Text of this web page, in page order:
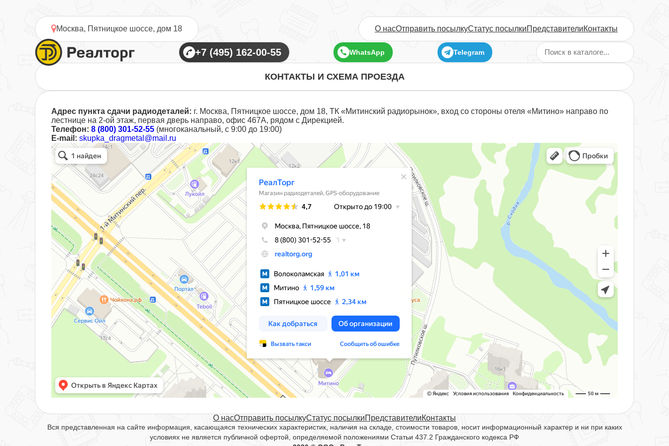
Москва, Пятницкое шоссе, дом 18 О насОтправить посылкуСтатус посылкиПредставителиКонтакты
WhatsApp Telegram
КОНТАКТЫ И СХЕМА ПРОЕЗДА
Адрес пункта сдачи радиодеталей: г. Москва, Пятницкое шоссе, дом 18, ТК «Митинский радиорынок», вход со стороны отеля «Митино» направо по
лестнице на 2-ой этаж, первая дверь направо, офис 467А, рядом с Дирекцией.
Телефон: 8 (800) 301-52-55 (многоканальный, с 9:00 до 19:00)
E-mail: skupka_dragmetal@mail.ru
О насОтправить посылкуСтатус посылкиПредставителиКонтакты
Вся представленная на сайте информация, касающаяся технических характеристик, наличия на складе, стоимости товаров, носит информационный характер и ни при каких
условиях не является публичной офертой, определяемой положениями Статьи 437.2 Гражданского кодекса РФ